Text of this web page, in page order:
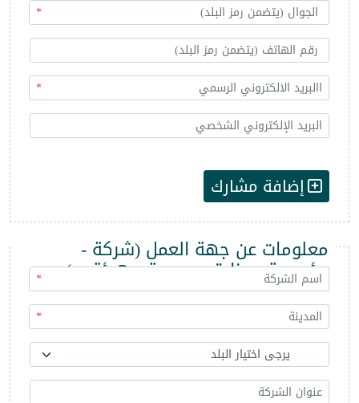
*
*
إضافة مشارك
معلومات عن جهة العمل (شركة -
مؤسسة - وزارة - مديرية - هيئة ...)
*
*